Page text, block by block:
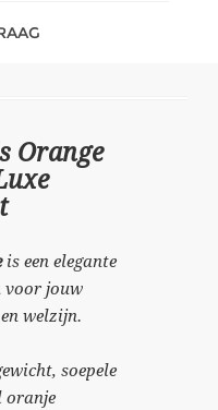
Orange
is een elegante
voor jouw
welzijn.
soepele
oranje